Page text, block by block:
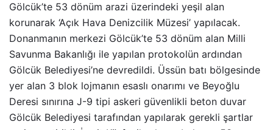
Gölcük’te 53 dönüm arazi üzerindeki yeşil alan
korunarak ‘Açık Hava Denizcilik Müzesi’ yapılacak.
Donanmanın merkezi Gölcük’te 53 dönüm alan Milli
Savunma Bakanlığı ile yapılan protokolün ardından
Gölcük Belediyesi’ne devredildi. Üssün batı bölgesinde
yer alan 3 blok lojmanın esaslı onarımı ve Beyoğlu
Deresi sınırına J-9 tipi askeri güvenlikli beton duvar
Gölcük Belediyesi tarafından yapılarak gerekli şartlar